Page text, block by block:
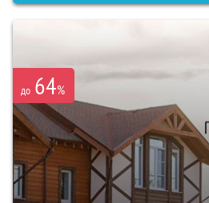
до 64%